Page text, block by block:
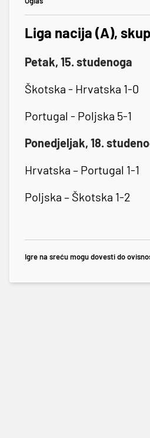
Liga nacija (A),
Petak, 15. studenoga
Škotska - Hrvatska 1-0
Portugal - Poljska 5-1
Ponedjeljak, 18.
Hrvatska – Portugal 1-1
Poljska – Škotska 1-2
Igre na sreću mogu dovesti do